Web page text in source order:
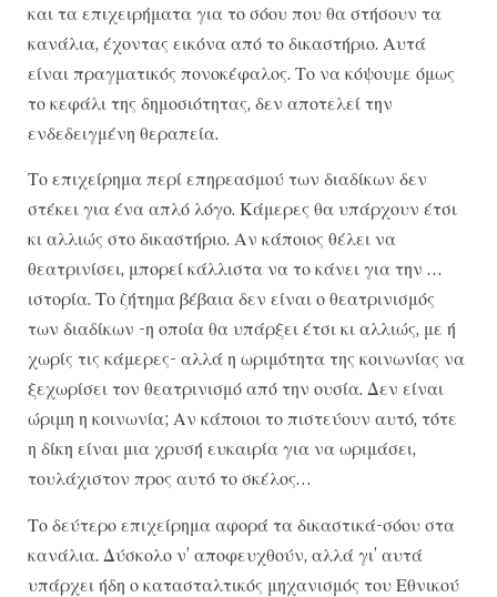
και τα επιχειρήματα για το σόου που θα στήσουν τα
κανάλια, έχοντας εικόνα από το δικαστήριο. Αυτά
είναι πραγματικός πονοκέφαλος. Το να κόψουμε όμως
το κεφάλι της δημοσιότητας, δεν αποτελεί την
ενδεδειγμένη θεραπεία.
Το επιχείρημα περί επηρεασμού των διαδίκων δεν
στέκει για ένα απλό λόγο. Κάμερες θα υπάρχουν έτσι
κι αλλιώς στο δικαστήριο. Αν κάποιος θέλει να
θεατρινίσει, μπορεί κάλλιστα να το κάνει για την …
ιστορία. Το ζήτημα βέβαια δεν είναι ο θεατρινισμός
των διαδίκων -η οποία θα υπάρξει έτσι κι αλλιώς, με ή
χωρίς τις κάμερες- αλλά η ωριμότητα της κοινωνίας να
ξεχωρίσει τον θεατρινισμό από την ουσία. Δεν είναι
ώριμη η κοινωνία; Αν κάποιοι το πιστεύουν αυτό, τότε
η δίκη είναι μια χρυσή ευκαιρία για να ωριμάσει,
τουλάχιστον προς αυτό το σκέλος…
Το δεύτερο επιχείρημα αφορά τα δικαστικά-σόου στα
κανάλια. Δύσκολο ν’ αποφευχθούν, αλλά γι’ αυτά
υπάρχει ήδη ο κατασταλτικός μηχανισμός του Εθνικού